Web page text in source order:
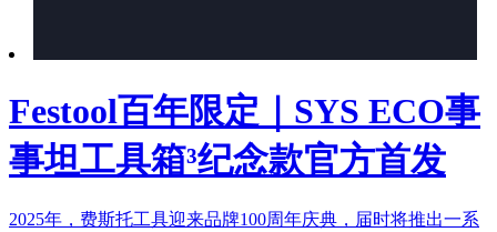
Festool百年限定｜SYS ECO事
事坦工具箱³纪念款官方首发
2025年，费斯托工具迎来品牌100周年庆典，届时将推出一系